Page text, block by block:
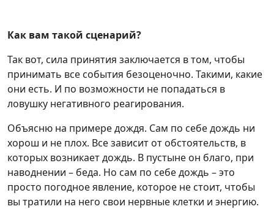
Как вам такой сценарий?
Так вот, сила принятия заключается в том, чтобы
принимать все события безоценочно. Такими, какие
они есть. И по возможности не попадаться в
ловушку негативного реагирования.
Объясню на примере дождя. Сам по себе дождь ни
хорош и не плох. Все зависит от обстоятельств, в
которых возникает дождь. В пустыне он благо, при
наводнении – беда. Но сам по себе дождь – это
просто погодное явление, которое не стоит, чтобы
вы тратили на него свои нервные клетки и энергию.